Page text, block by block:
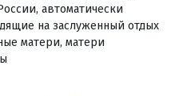
автоматически
на заслуженный отдых
матери, матери